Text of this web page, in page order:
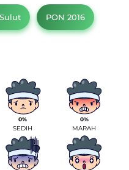
PON 2016
0%
SEDIH
0%
MARAH